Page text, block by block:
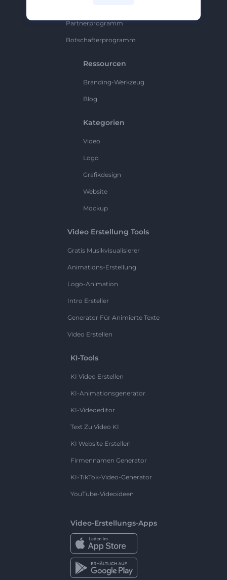
Partnerprogramm
Botschafterprogramm
Ressourcen
Branding-Werkzeug
Blog
Kategorien
Video
Logo
Grafikdesign
Website
Mockup
Video Erstellung Tools
Gratis Musikvisualisierer
Animations-Erstellung
Logo-Animation
Intro Ersteller
Generator Für Animierte Texte
Video Erstellen
KI-Tools
KI Video Erstellen
KI-Animationsgenerator
KI-Videoeditor
Text Zu Video KI
KI Website Erstellen
Firmennamen Generator
KI-TikTok-Video-Generator
YouTube-Videoideen
Video-Erstellungs-Apps